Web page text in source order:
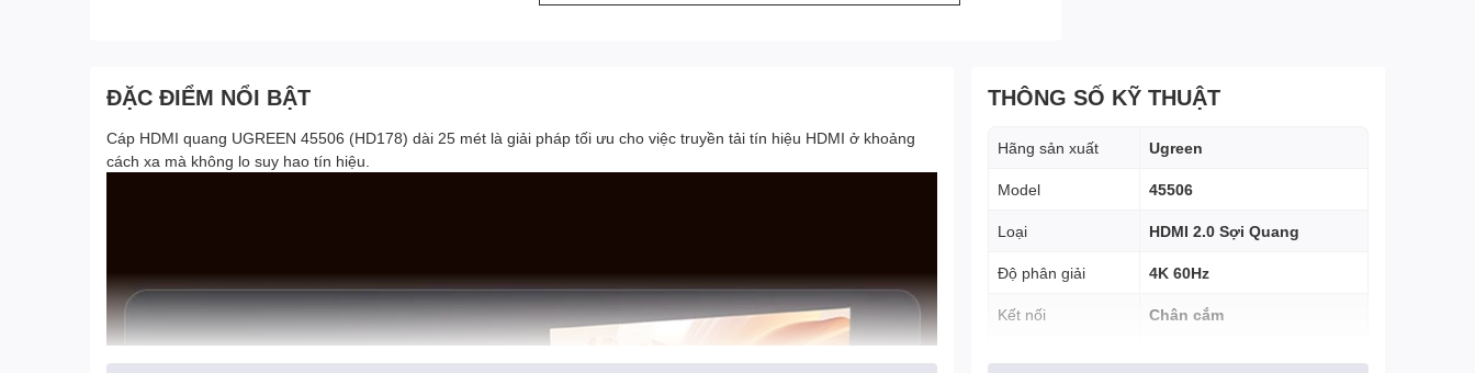
ĐẶC ĐIỂM NỔI BẬT
Cáp HDMI quang UGREEN 45506 (HD178) dài 25 mét là giải pháp tối ưu cho việc truyền tải tín hiệu HDMI ở khoảng
cách xa mà không lo suy hao tín hiệu.
THÔNG SỐ KỸ THUẬT
Hãng sản xuất Ugreen
Model 45506
Loại HDMI 2.0 Sợi Quang
Độ phân giải 4K 60Hz
Kết nối Chân cắm